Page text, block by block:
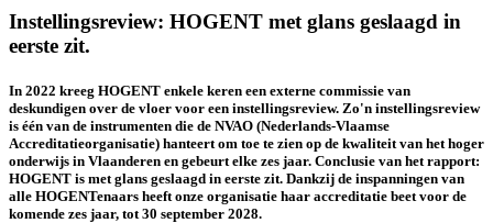
Instellingsreview: HOGENT met glans geslaagd in
eerste zit.
In 2022 kreeg HOGENT enkele keren een externe commissie van
deskundigen over de vloer voor een instellingsreview. Zo'n instellingsreview
is één van de instrumenten die de NVAO (Nederlands-Vlaamse
Accreditatieorganisatie) hanteert om toe te zien op de kwaliteit van het hoger
onderwijs in Vlaanderen en gebeurt elke zes jaar. Conclusie van het rapport:
HOGENT is met glans geslaagd in eerste zit. Dankzij de inspanningen van
alle HOGENTenaars heeft onze organisatie haar accreditatie beet voor de
komende zes jaar, tot 30 september 2028.